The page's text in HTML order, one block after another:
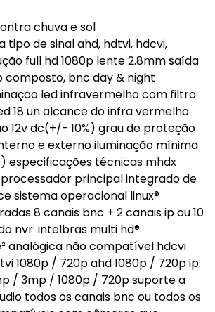
chuva e sol
tipo de sinal ahd, hdtvi, hdcvi,
full hd 1080p lente 2.8mm saída
composto, bnc day & night
led infravermelho com filtro
18 un alcance do infra vermelho
12v dc(+/- 10%) grau de proteção
e externo iluminação mínima
especificações técnicas mhdx
principal integrado de
sistema operacional linux®
8 canais bnc + 2 canais ip ou 10
nvr¹ intelbras multi hd®
analógica não compatível hdcvi
1080p / 720p ahd 1080p / 720p ip
/ 3mp / 1080p / 720p suporte a
todos os canais bnc ou todos os